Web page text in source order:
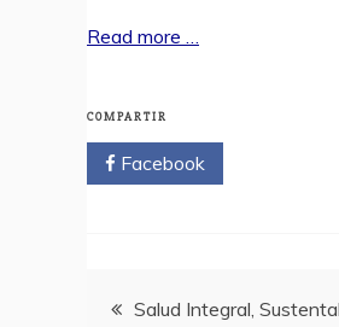
Read more …
COMPARTIR
Facebook
Navegación
Salud Integral,